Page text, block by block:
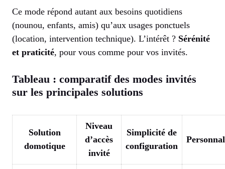
Ce mode répond autant aux besoins quotidiens
(nounou, enfants, amis) qu’aux usages ponctuels
(location, intervention technique). L’intérêt ? Sérénité
et praticité, pour vous comme pour vos invités.
Tableau : comparatif des modes invités
sur les principales solutions
Solution
domotique
Niveau
d’accès
invité
Simplicité de
configuration